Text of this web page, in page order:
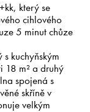
který se
cihlového
5 minut chůze
kuchyňským
18 m² a druhý
spojená s
skříně v
velkým